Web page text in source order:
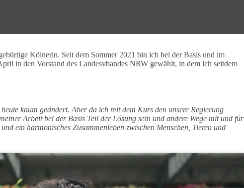
Kölnerin. Seit dem Sommer 2021 bin ich bei der Basis und im
in den Vorstand des Landesvbandes NRW gewählt, in dem ich seitdem
kaum geändert. Aber da ich mit dem Kurs den unsere Regierung
Arbeit bei der Basis Teil der Lösung sein und andere Wege mit und für
ein harmonisches Zusammenleben zwischen Menschen, Tieren und